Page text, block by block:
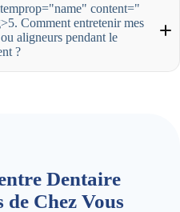
content="
Comment entretenir mes
aligneurs pendant le
?
Dentaire
Chez Vous